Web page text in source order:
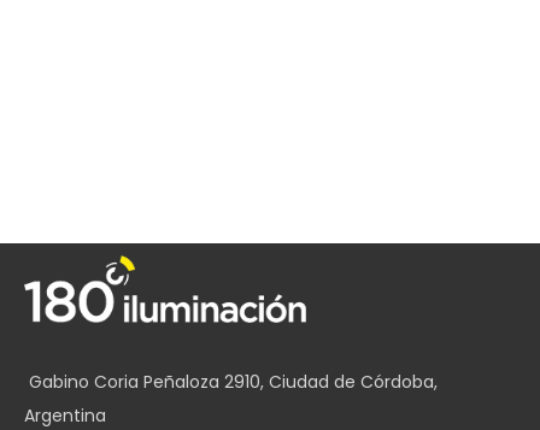
Gabino Coria Peñaloza 2910, Ciudad de Córdoba,
Argentina